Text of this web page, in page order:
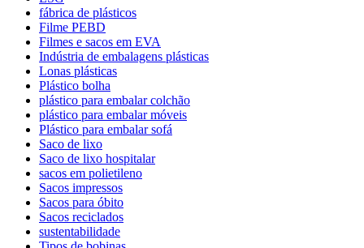
fábrica de plásticos
Filme PEBD
Filmes e sacos em EVA
Indústria de embalagens plásticas
Lonas plásticas
Plástico bolha
plástico para embalar colchão
plástico para embalar móveis
Plástico para embalar sofá
Saco de lixo
Saco de lixo hospitalar
sacos em polietileno
Sacos impressos
Sacos para óbito
Sacos reciclados
sustentabilidade